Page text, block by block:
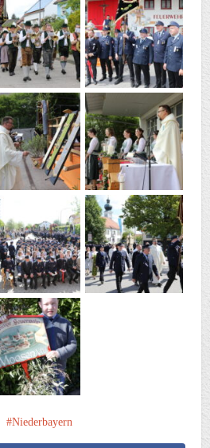
Niederbayern